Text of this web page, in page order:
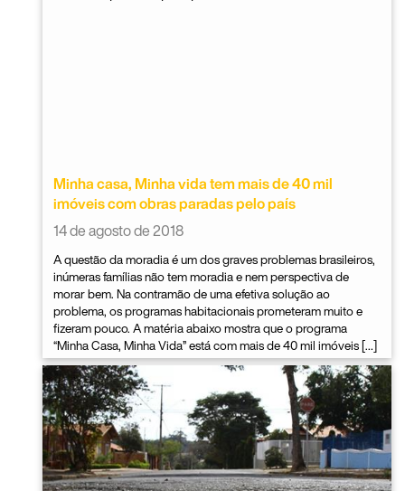
Minha casa, Minha vida tem mais de 40 mil
imóveis com obras paradas pelo país
14 de agosto de 2018
A questão da moradia é um dos graves problemas brasileiros,
inúmeras famílias não tem moradia e nem perspectiva de
morar bem. Na contramão de uma efetiva solução ao
problema, os programas habitacionais prometeram muito e
fizeram pouco. A matéria abaixo mostra que o programa
“Minha Casa, Minha Vida” está com mais de 40 mil imóveis […]